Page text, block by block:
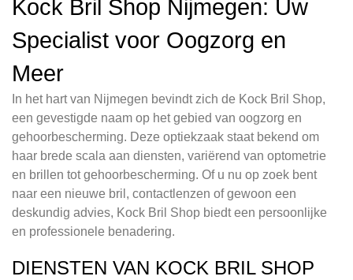
Kock Bril Shop Nijmegen: Uw
Specialist voor Oogzorg en
Meer
In het hart van Nijmegen bevindt zich de Kock Bril Shop,
een gevestigde naam op het gebied van oogzorg en
gehoorbescherming. Deze optiekzaak staat bekend om
haar brede scala aan diensten, variërend van optometrie
en brillen tot gehoorbescherming. Of u nu op zoek bent
naar een nieuwe bril, contactlenzen of gewoon een
deskundig advies, Kock Bril Shop biedt een persoonlijke
en professionele benadering.
DIENSTEN VAN KOCK BRIL SHOP